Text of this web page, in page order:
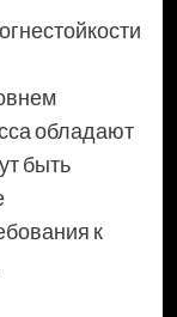
обладают
быть
к